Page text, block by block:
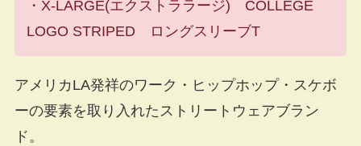
・X-LARGE(エクストララージ) COLLEGE
LOGO STRIPED ロングスリーブT
アメリカLA発祥のワーク・ヒップホップ・スケボ
ーの要素を取り入れたストリートウェアブラン
ド。